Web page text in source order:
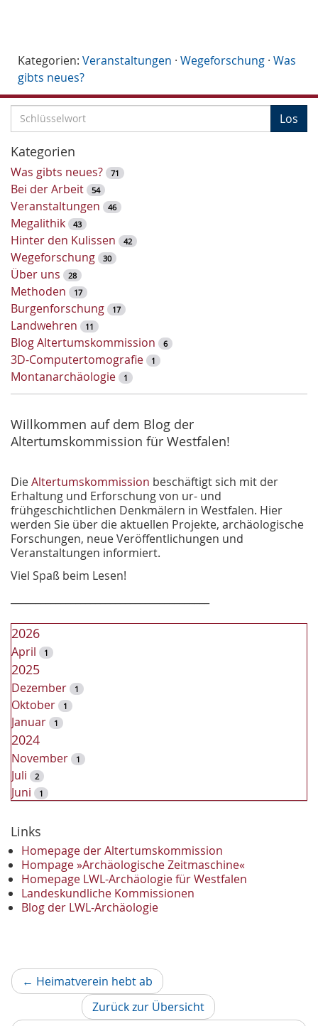
Kategorien: Veranstaltungen · Wegeforschung · Was
gibts neues?
c
h
l
ü
s
s
e
l
w
o
r
t
-
S
u
c
e
Los
Kategorien
Was gibts neues? 71
Bei der Arbeit 54
Veranstaltungen 46
Megalithik 43
Hinter den Kulissen 42
Wegeforschung 30
Über uns 28
Methoden 17
Burgenforschung 17
Landwehren 11
Blog Altertumskommission 6
3D-Computertomografie 1
Montanarchäologie 1
Willkommen auf dem Blog der
Altertumskommission für Westfalen!
DieAltertumskommission beschäftigt sich mit der
Erhaltung und Erforschung von ur- und
frühgeschichtlichen Denkmälern in Westfalen. Hier
werden Sie über die aktuellen Projekte, archäologische
Forschungen, neue Veröffentlichungen und
Veranstaltungen informiert.
Viel Spaß beim Lesen!
2026
April 1
2025
Dezember 1
Oktober 1
Januar 1
2024
November 1
Juli 2
Juni 1
Dezember
November 2
Oktober 1
September 2
August 1
Mai 1
2022
Oktober 1
1
Juni 1
Links
Homepage der Altertumskommission
Hompage »Archäologische Zeitmaschine«
Homepage LWL-Archäologie für Westfalen
Landeskundliche Kommissionen
Blog der LWL-Archäologie
← Heimatverein hebt ab Vorheriger
Artikel
Zurück zur Übersicht